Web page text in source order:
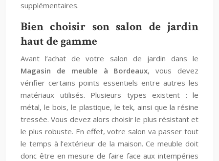
supplémentaires.
Bien choisir son salon de jardin
haut de gamme
Avant l’achat de votre salon de jardin dans le
Magasin de meuble à Bordeaux, vous devez
vérifier certains points essentiels entre autres les
matériaux utilisés. Plusieurs types existent : le
métal, le bois, le plastique, le tek, ainsi que la résine
tressée. Vous devez alors choisir le plus résistant et
le plus robuste. En effet, votre salon va passer tout
le temps à l’extérieur de la maison. Ce meuble doit
donc être en mesure de faire face aux intempéries